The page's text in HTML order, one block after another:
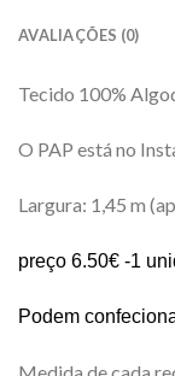
AVALIAÇÕES (0)
Tecido 100%
O PAP está no
Largura: 1,45 m
preço 6.50€ -1
Podem